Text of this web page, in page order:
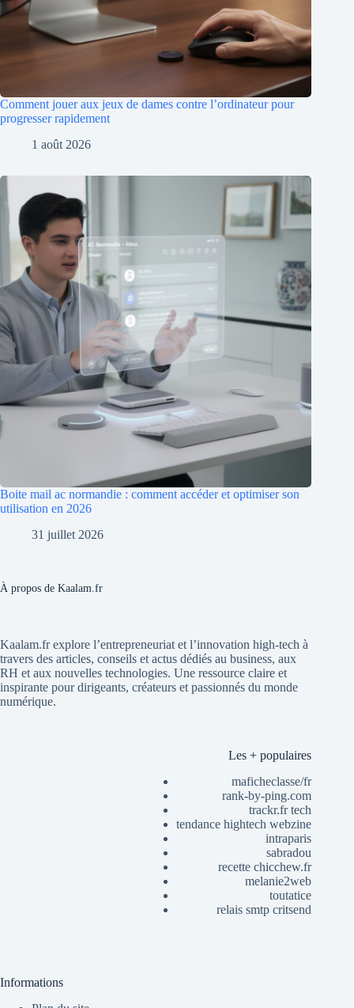
Comment jouer aux jeux de dames contre l’ordinateur pour
progresser rapidement
1 août 2026
Boite mail ac normandie : comment accéder et optimiser son
utilisation en 2026
31 juillet 2026
À propos de Kaalam.fr
Kaalam.fr explore l’entrepreneuriat et l’innovation high-tech à
travers des articles, conseils et actus dédiés au business, aux
RH et aux nouvelles technologies. Une ressource claire et
inspirante pour dirigeants, créateurs et passionnés du monde
numérique.
Les + populaires
maficheclasse/fr
rank-by-ping.com
trackr.fr tech
tendance hightech webzine
intraparis
sabradou
recette chicchew.fr
melanie2web
toutatice
relais smtp critsend
Informations